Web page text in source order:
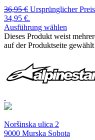
36,95€ Ursprünglicher
34,95 €.
Ausführung wählen
Dieses Produkt weist
auf der Produktseite
Noršinska ulica 2
9000 Murska Sobota